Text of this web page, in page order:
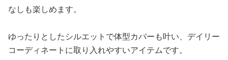
なしも楽しめます。
ゆったりとしたシルエットで体型カバーも叶い、デイリー
コーディネートに取り入れやすいアイテムです。